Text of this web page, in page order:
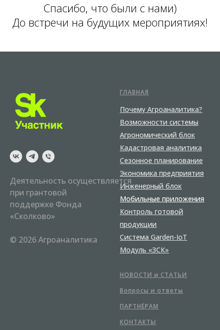
Спасибо, что были с нами)
До встречи на будущих мероприятиях!
Деятельность осуществляется
при грантовой
поддержке Фонда
«Сколково»
© 2026 Агроаналитика
ГЛАВНАЯ
Почему Агроаналитика?
Возможности системы
Агрономический блок
Кадастровая аналитика
Сезонное планирование
Экономика предприятия
Инженерный блок
Мобильные приложения
Контроль готовой
продукции
Система Garden-IoT
Модуль «ЗСК»
НОВОСТИ и СТАТЬИ
Вопросы и ответы
ПАРТНЁРАМ
КОНТАКТЫ